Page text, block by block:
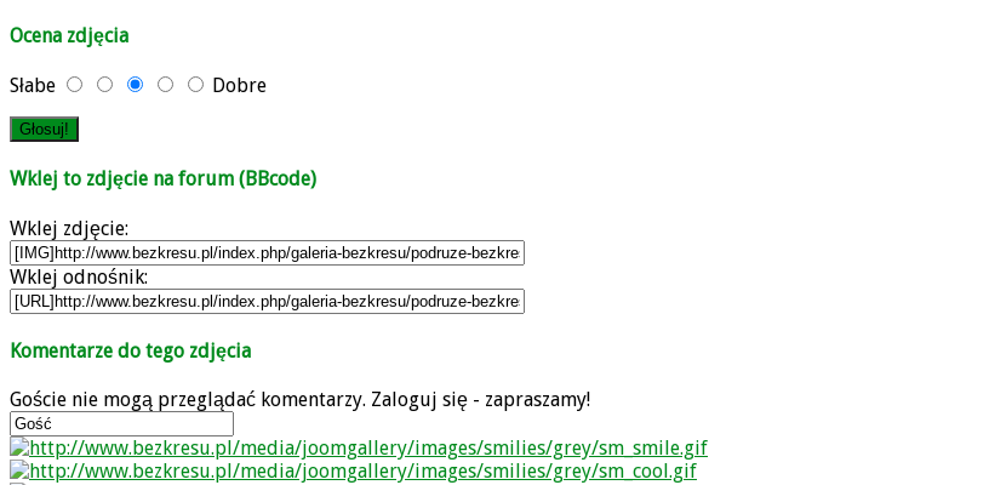
Ocena zdjęcia
Słabe Dobre
Wklej to zdjęcie na forum (BBcode)
Wklej zdjęcie:
Wklej odnośnik:
Komentarze do tego zdjęcia
Goście nie mogą przeglądać komentarzy. Zaloguj się - zapraszamy!